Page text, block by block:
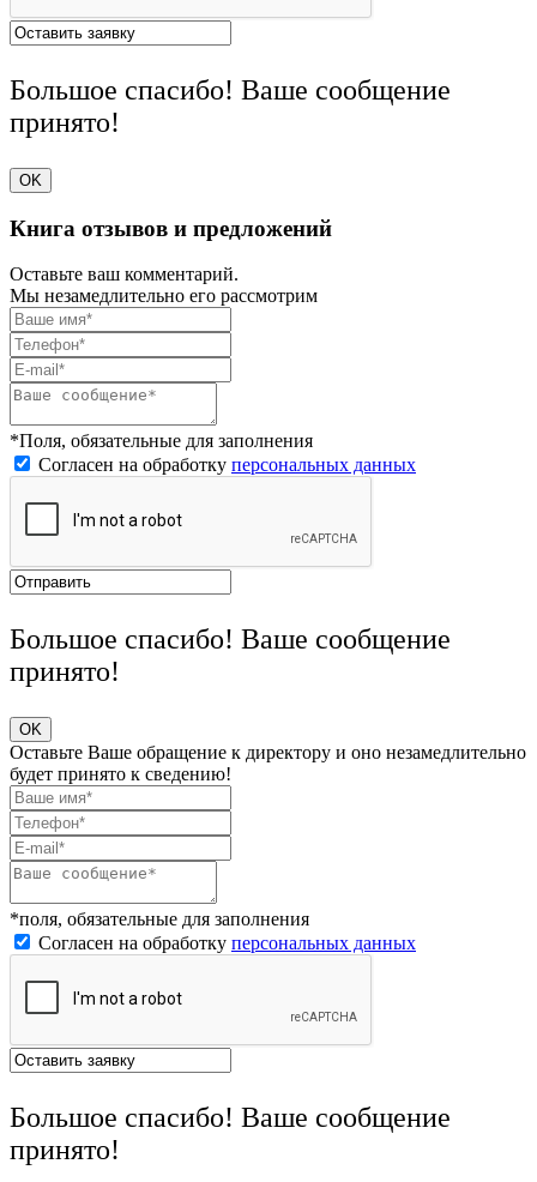
Большое спасибо! Ваше сообщение
принято!
OK
Книга отзывов и предложений
Оставьте ваш комментарий.
Мы незамедлительно его рассмотрим
*Поля, обязательные для заполнения
Согласен на обработку персональных данных
Большое спасибо! Ваше сообщение
принято!
OK
Оставьте Ваше обращение к директору и оно незамедлительно
будет принято к сведению!
*поля, обязательные для заполнения
Согласен на обработку персональных данных
Большое спасибо! Ваше сообщение
принято!